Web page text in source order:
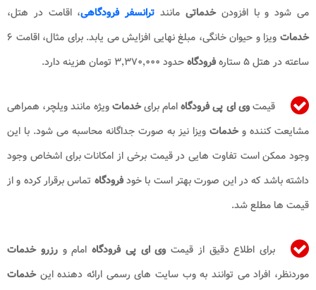
می شود و با افزودنخدماتی مانند ترانسفر فرودگاهی، اقامت در هتل،
خدمات
ویزا و حیوان خانگی، مبلغ نهایی افزایش می یابد. برای مثال، اقامت ۶
ساعته در هتل ۵ ستاره
فرودگاهحدود ۳٬۳۷۰٬۰۰۰ تومان هزینه دارد.
قیمتویای پیفرودگاهامام برایخدماتویژه مانند ویلچر، همراهی
مشایعت کننده وخدمات ویزا نیز به صورت جداگانه محاسبه می شود. با این
وجود ممکن است تفاوت هایی در قیمت برخی از امکانات برای اشخاص وجود
داشته باشد که در این صورت بهتر است با خودفرودگاه تماس برقرار کرده و از
قیمت ها مطلع شد.
برای اطلاع دقیق از قیمت وی ای پی فرودگاه امام ورزرو خدمات
موردنظر، افراد می توانند به وب سایت های رسمی ارائه دهنده اینخدمات